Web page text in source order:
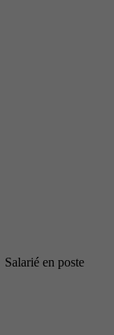
Salarié en poste